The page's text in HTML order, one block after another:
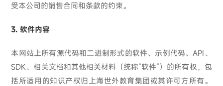
受本公司的销售合同和条款的约束。
3. 软件内容
本网站上所有源代码和二进制形式的软件、示例代码、API、
SDK、相关文档和其他相关材料（统称“软件”）的所有权，包
括所适用的知识产权归上海世外教育集团或其许可方所有。